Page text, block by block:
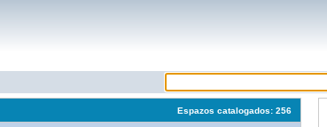
Espazos catalogados: 256